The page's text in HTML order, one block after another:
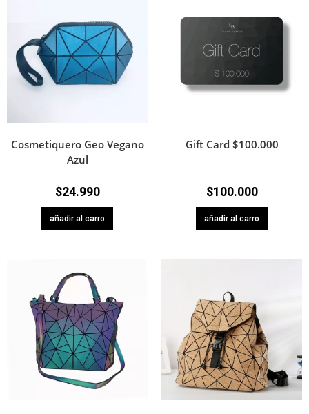
Cosmetiquero Geo Vegano
Azul
$24.990
añadir al carro
Gift Card $100.000
$100.000
añadir al carro